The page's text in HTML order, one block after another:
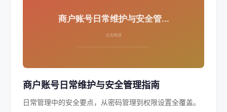
商户账号日常维护与安全管理指南
日常管理中的安全要点，从密码管理到权限设置全覆盖。